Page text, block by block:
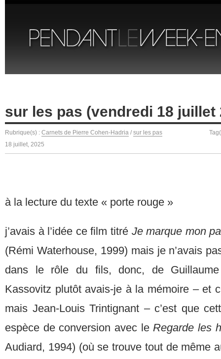
sur les pas (vendredi 18 juillet
Rubrique(s) : Carnets de Pierre Cohen-Hadria / sur les pas
18 juillet, 2025
à la lecture du texte « porte rouge »
j’avais à l’idée ce film titré Je marque mon
(Rémi Waterhouse, 1999) mais je n’avais
dans le rôle du fils, donc, de
Kassovitz plutôt avais-je à la mémoire – et
mais Jean-Louis Trintignant – c’est que
espèce de conversion avec le Regarde les
Audiard, 1994) (où se trouve tout de même